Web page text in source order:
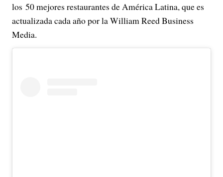
los 50 mejores restaurantes de América Latina, que es
actualizada cada año por la William Reed Business
Media.